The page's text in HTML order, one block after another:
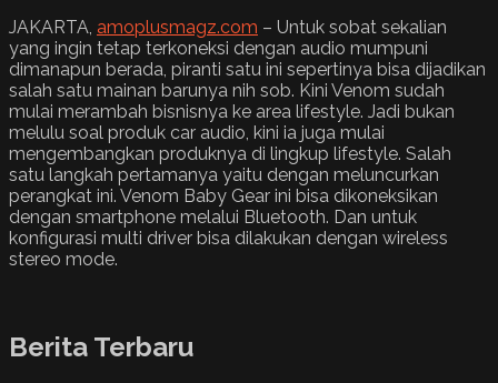
JAKARTA, amoplusmagz.com – Untuk sobat sekalian
yang ingin tetap terkoneksi dengan audio mumpuni
dimanapun berada, piranti satu ini sepertinya bisa dijadikan
salah satu mainan barunya nih sob. Kini Venom sudah
mulai merambah bisnisnya ke area lifestyle. Jadi bukan
melulu soal produk car audio, kini ia juga mulai
mengembangkan produknya di lingkup lifestyle. Salah
satu langkah pertamanya yaitu dengan meluncurkan
perangkat ini. Venom Baby Gear ini bisa dikoneksikan
dengan smartphone melalui Bluetooth. Dan untuk
konfigurasi multi driver bisa dilakukan dengan wireless
stereo mode.
Berita Terbaru